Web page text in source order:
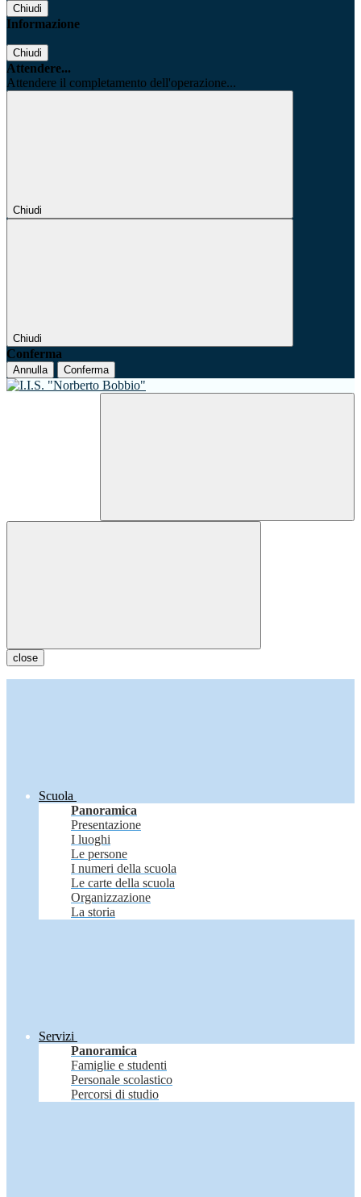
Chiudi
Informazione
Chiudi
Attendere...
Attendere il completamento dell'operazione...
Chiudi
Chiudi
Conferma
Annulla Conferma
close
Scuola
Panoramica
Presentazione
I luoghi
Le persone
I numeri della scuola
Le carte della scuola
Organizzazione
La storia
Servizi
Panoramica
Famiglie e studenti
Personale scolastico
Percorsi di studio